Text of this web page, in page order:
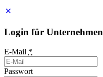
Login für Unternehmen
E-Mail *
Passwort